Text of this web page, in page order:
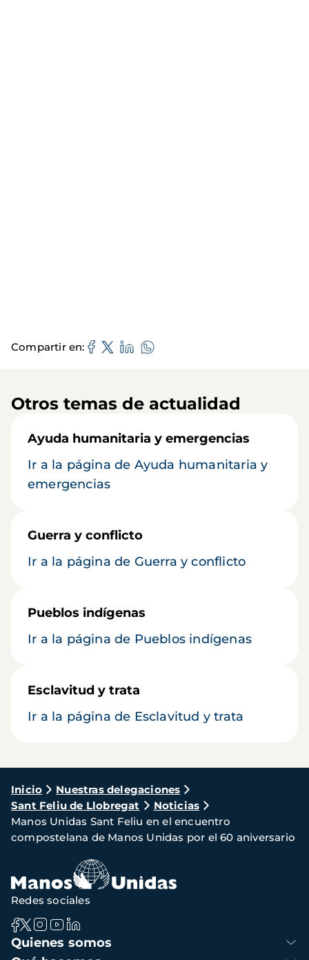
Compartir en
Otros temas de actualidad
Ayuda humanitaria y emergencias
Ir a la página de Ayuda humanitaria y
emergencias
Guerra y conflicto
Ir a la página de Guerra y conflicto
Pueblos indígenas
Ir a la página de Pueblos indígenas
Esclavitud y trata
Ir a la página de Esclavitud y trata
Ruta
de
navegación
Inicio
Nuestras delegaciones
Sant Feliu de Llobregat
Noticias
Manos Unidas Sant Feliu en el encuentro
compostelana de Manos Unidas por el 60 aniversario
Navegación
principal
Quienes somos
Redes sociales